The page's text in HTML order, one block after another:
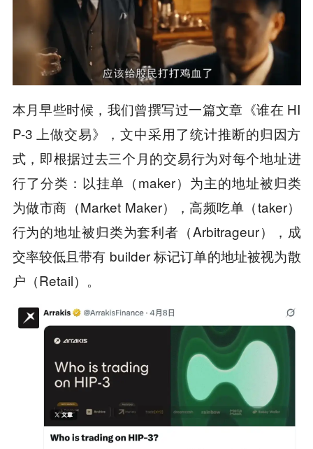
本月早些时候，我们曾撰写过一篇文章《谁在 HI
P-3 上做交易》，文中采用了统计推断的归因方
式，即根据过去三个月的交易行为对每个地址进
行了分类：以挂单（maker）为主的地址被归类
为做市商（Market Maker），高频吃单（taker）
行为的地址被归类为套利者（Arbitrageur），成
交率较低且带有 builder 标记订单的地址被视为散
户（Retail）。